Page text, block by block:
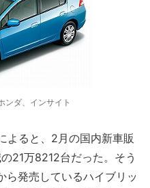
ンダ、インサイト
よると、2月の国内新車販
21万8212台だった。そう
ら発売しているハイブリッ